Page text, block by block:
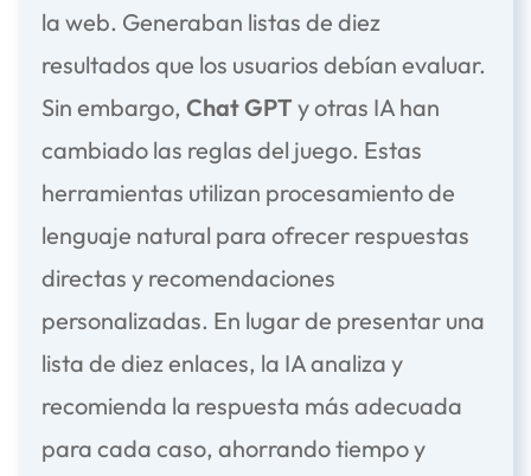
la web. Generaban listas de diez
resultados que los usuarios debían evaluar.
Sin embargo, Chat GPT y otras IA han
cambiado las reglas del juego. Estas
herramientas utilizan procesamiento de
lenguaje natural para ofrecer respuestas
directas y recomendaciones
personalizadas. En lugar de presentar una
lista de diez enlaces, la IA analiza y
recomienda la respuesta más adecuada
para cada caso, ahorrando tiempo y